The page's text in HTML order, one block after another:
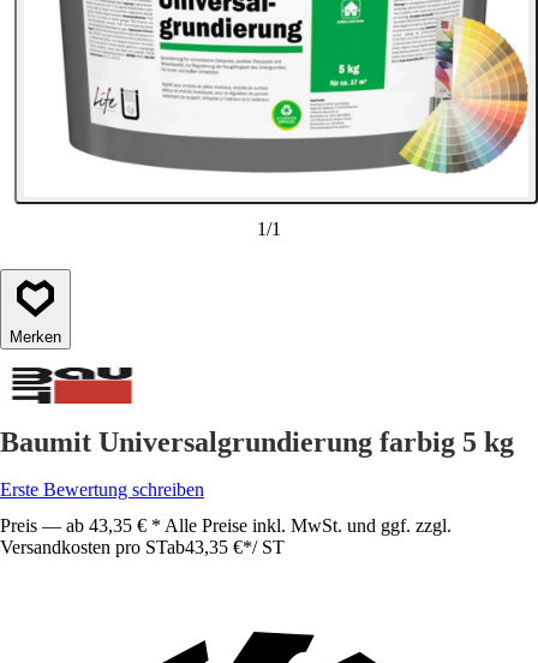
1/1
Merken
Baumit Universalgrundierung farbig 5 kg
Erste Bewertung schreiben
Preis — ab 43,35 € * Alle Preise inkl. MwSt. und ggf. zzgl.
Versandkosten pro STab43,35 €*/ ST